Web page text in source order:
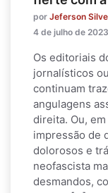
por Jeferson
4 de julho de 2023
Os editoriais
jornalísticos
continuam
angulagens
direita. Ou,
impressão de
dolorosos e
neofascista
desmandos,